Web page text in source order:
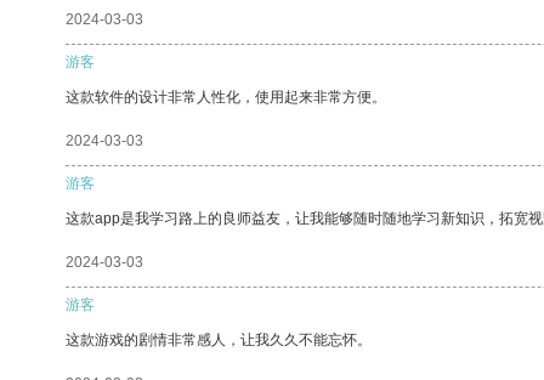
2024-03-03
游客
这款软件的设计非常人性化，使用起来非常方便。
2024-03-03
游客
这款app是我学习路上的良师益友，让我能够随时随地学习新知识，拓宽
2024-03-03
游客
这款游戏的剧情非常感人，让我久久不能忘怀。